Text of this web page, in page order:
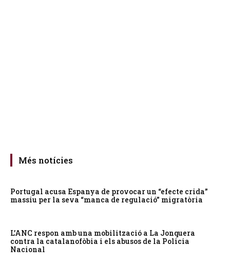
Més notícies
Portugal acusa Espanya de provocar un “efecte crida”
massiu per la seva “manca de regulació” migratòria
L’ANC respon amb una mobilització a La Jonquera
contra la catalanofòbia i els abusos de la Policia
Nacional